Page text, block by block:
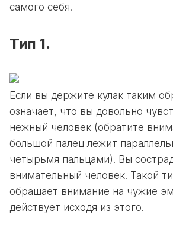
самого себя.
Тип 1.
Если вы держите кулак таким
означает, что вы довольно
нежный человек (обратите
большой палец лежит
четырьмя пальцами). Вы
внимательный человек. Такой
обращает внимание на чужие
действует исходя из этого.